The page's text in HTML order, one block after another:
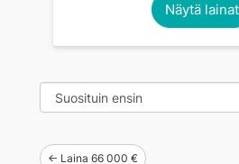
Näytä lainat
← Laina 66 000 €